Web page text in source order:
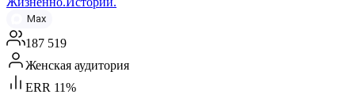
Max
187 519
Женская аудитория
ERR 11%